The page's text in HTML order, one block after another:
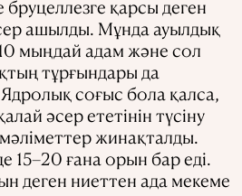
қарсы деген
ашылды. Мұнда ауылдық
мыңдай адам және сол
тұрғындары да
соғыс бола қалса,
әсер ететінін түсіну
жинақталды.
15–20 ғана орын бар еді.
деген ниеттен ада мекеме